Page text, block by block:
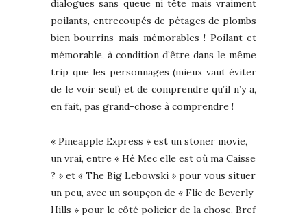
dialogues sans queue ni tête mais vraiment
poilants, entrecoupés de pétages de plombs
bien bourrins mais mémorables ! Poilant et
mémorable, à condition d’être dans le même
trip que les personnages (mieux vaut éviter
de le voir seul) et de comprendre qu’il n’y a,
en fait, pas grand-chose à comprendre !
« Pineapple Express » est un stoner movie,
un vrai, entre « Hé Mec elle est où ma Caisse
? » et « The Big Lebowski » pour vous situer
un peu, avec un soupçon de « Flic de Beverly
Hills » pour le côté policier de la chose. Bref